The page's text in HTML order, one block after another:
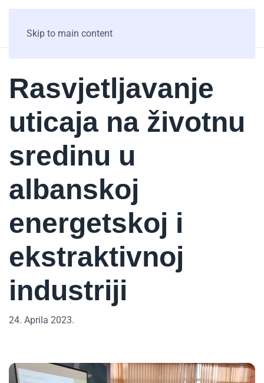
Skip to main content
Rasvjetljavanje
uticaja na životnu
sredinu u
albanskoj
energetskoj i
ekstraktivnoj
industriji
24. Aprila 2023.